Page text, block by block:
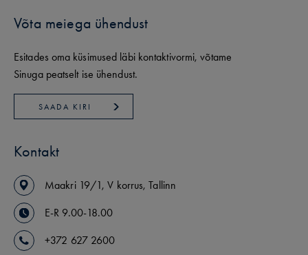
Võta meiega ühendust
Esitades oma küsimused läbi kontaktivormi, võtame
Sinuga peatselt ise ühendust.
SAADA KIRI
Kontakt
Maakri 19/1,V korrus,Tallinn
E-R 9.00-18.00
+372 627 2600